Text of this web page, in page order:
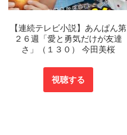
【連続テレビ小説】あんぱん第
２６週「愛と勇気だけが友達
さ」（１３０） 今田美桜
視聴する